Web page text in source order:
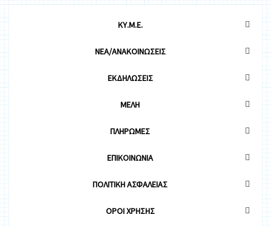
ΚΥ.Μ.Ε.
ΝΕΑ/ΑΝΑΚΟΙΝΩΣΕΙΣ
ΕΚΔΗΛΩΣΕΙΣ
ΜΕΛΗ
ΠΛΗΡΩΜΕΣ
ΕΠΙΚΟΙΝΩΝΙΑ
ΠΟΛΙΤΙΚΗ ΑΣΦΑΛΕΙΑΣ
OΡΟΙ ΧΡΗΣΗΣ